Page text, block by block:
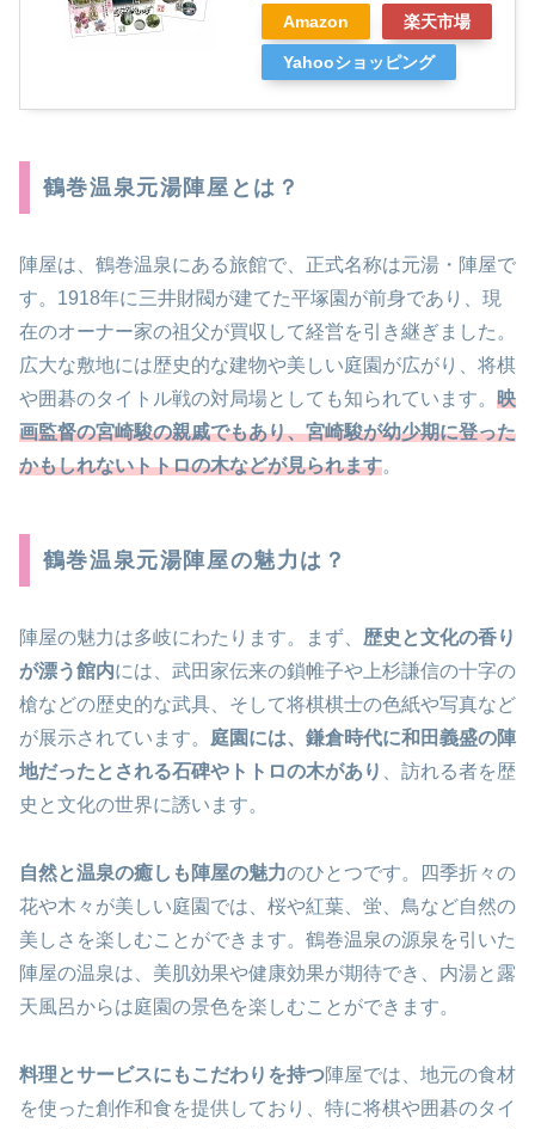
Amazon 楽天市場
Yahooショッピング
鶴巻温泉元湯陣屋とは？
陣屋は、鶴巻温泉にある旅館で、正式名称は元湯・陣屋で
す。1918年に三井財閥が建てた平塚園が前身であり、現
在のオーナー家の祖父が買収して経営を引き継ぎました。
広大な敷地には歴史的な建物や美しい庭園が広がり、将棋
や囲碁のタイトル戦の対局場としても知られています。 映
画監督の宮崎駿の親戚でもあり、宮崎駿が幼少期に登った
かもしれないトトロの木などが見られます。
鶴巻温泉元湯陣屋の魅力は？
陣屋の魅力は多岐にわたります。まず、 歴史と文化の香り
が漂う館内には、武田家伝来の鎖帷子や上杉謙信の十字の
槍などの歴史的な武具、そして将棋棋士の色紙や写真など
が展示されています。 庭園には、鎌倉時代に和田義盛の陣
地だったとされる石碑やトトロの木があり
、訪れる者を歴
史と文化の世界に誘います。
自然と温泉の癒しも陣屋の魅力のひとつです。四季折々の
花や木々が美しい庭園では、桜や紅葉、蛍、鳥など自然の
美しさを楽しむことができます。鶴巻温泉の源泉を引いた
陣屋の温泉は、美肌効果や健康効果が期待でき、内湯と露
天風呂からは庭園の景色を楽しむことができます。
料理とサービスにもこだわりを持つ陣屋では、地元の食材
を使った創作和食を提供しており、特に将棋や囲碁のタイ